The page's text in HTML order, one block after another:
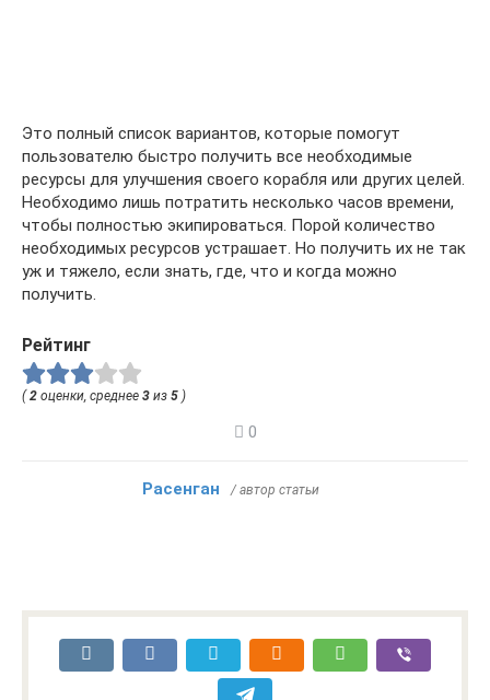
Это полный список вариантов, которые помогут
пользователю быстро получить все необходимые
ресурсы для улучшения своего корабля или других целей.
Необходимо лишь потратить несколько часов времени,
чтобы полностью экипироваться. Порой количество
необходимых ресурсов устрашает. Но получить их не так
уж и тяжело, если знать, где, что и когда можно
получить.
Рейтинг
( 2 оценки, среднее 3 из 5 )
0
Расенган / автор статьи